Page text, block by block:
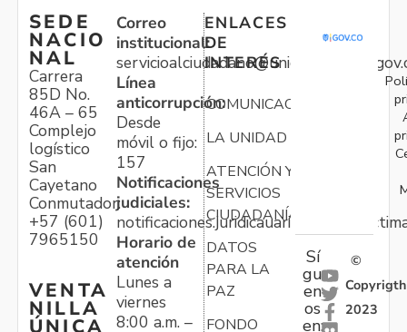
SEDE
NACIO
NAL
Carrera
85D No.
46A – 65
Complejo
logístico
San
Cayetano
Conmutador:
+57 (601)
7965150
VENTA
NILLA
ÚNICA
Correo
institucional:
Línea
anticorrupción:
Desde
móvil o fijo:
157
Notificaciones
judiciales:
Horario de
atención
Lunes a
viernes
8:00 a.m. –
ENLACES
DE
INTERÉS
COMUNICACIONES
LA UNIDAD
ATENCIÓN Y
SERVICIOS
CIUDADANÍA
DATOS
PARA LA
PAZ
FONDO
Sí
gu
en
os
en:
©
Copyrigth
2023